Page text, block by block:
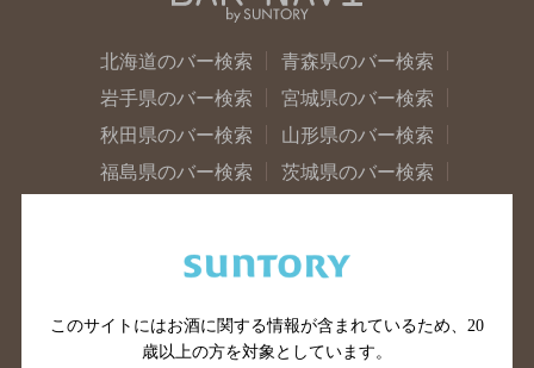
北海道のバー検索
青森県のバー検索
岩手県のバー検索
宮城県のバー検索
秋田県のバー検索
山形県のバー検索
福島県のバー検索
茨城県のバー検索
新潟県のバー検索
東京都のバー検索
神奈川県のバー検索
千葉県のバー検索
埼玉県のバー検索
愛知県のバー検索
このサイトにはお酒に関する情報が含まれているため、 20
歳以上の方を対象としています。